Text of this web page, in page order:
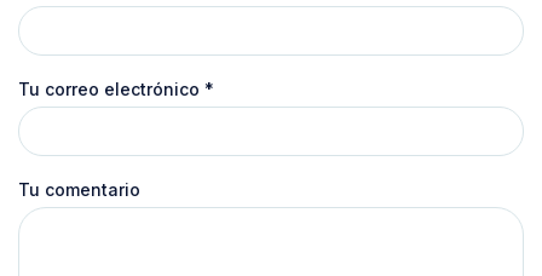
Tu correo electrónico *
Tu comentario